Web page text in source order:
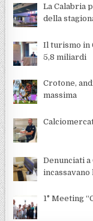
La Calabria
della
Il turismo in
5,8 miliardi
Crotone,
massima
Denunciati
1° Meeting